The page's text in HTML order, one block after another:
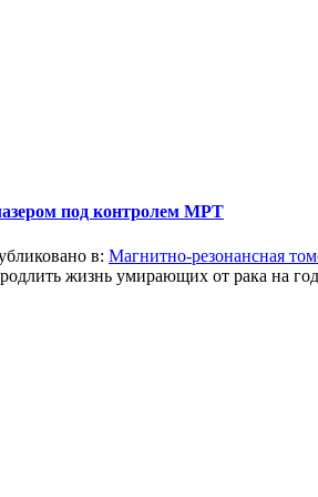
под контролем МРТ
в: Магнитно-резонансная
жизнь умирающих от рака на